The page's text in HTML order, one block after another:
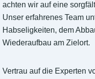
achten wir auf eine
Unser erfahrenes Team
Habseligkeiten, dem
Wiederaufbau am Zielort.
Vertrau auf die Experten